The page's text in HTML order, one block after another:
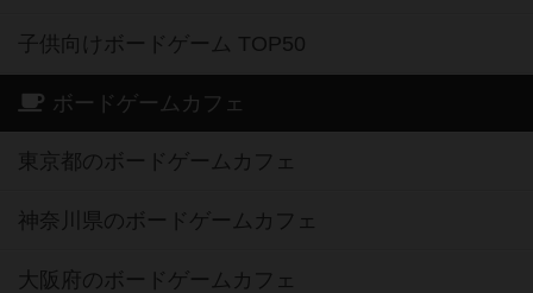
子供向けボードゲーム TOP50
ボードゲームカフェ
東京都のボードゲームカフェ
神奈川県のボードゲームカフェ
大阪府のボードゲームカフェ